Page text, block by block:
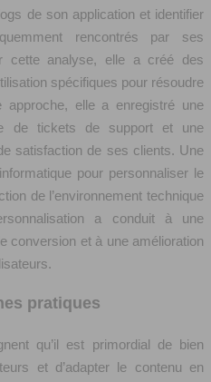
de son application et identifier
rencontrés par ses
cette analyse, elle a créé des
spécifiques pour résoudre
elle a enregistré une
de tickets de support et une
satisfaction de ses clients. Une
pour personnaliser le
de l’environnement technique
a conduit à une
conversion et à une amélioration
pratiques
qu’il est primordial de bien
et d’adapter le contenu en